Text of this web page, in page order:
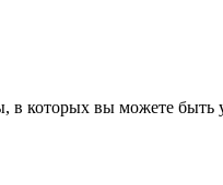
в которых вы можете быть